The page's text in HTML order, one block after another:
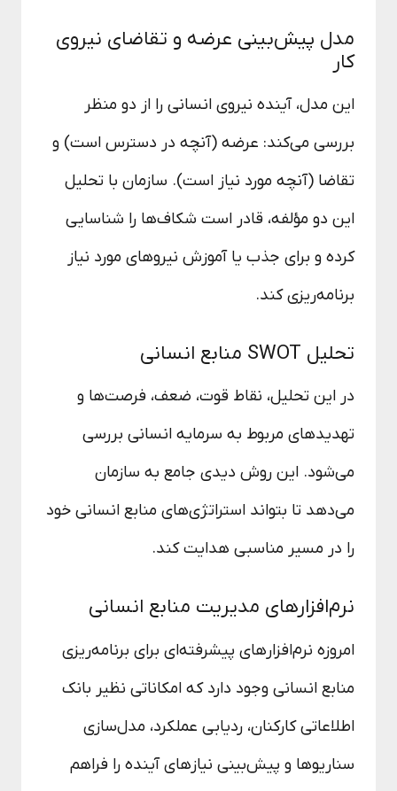
مدل پیش‌بینی عرضه و تقاضای نیروی
کار
این مدل، آینده نیروی انسانی را از دو منظر
بررسی می‌کند: عرضه (آنچه در دسترس است) و
تقاضا (آنچه مورد نیاز است). سازمان با تحلیل
این دو مؤلفه، قادر است شکاف‌ها را شناسایی
کرده و برای جذب یا آموزش نیروهای مورد نیاز
برنامه‌ریزی کند.
تحلیل SWOT منابع انسانی
در این تحلیل، نقاط قوت، ضعف، فرصت‌ها و
تهدیدهای مربوط به سرمایه انسانی بررسی
می‌شود. این روش دیدی جامع به سازمان
می‌دهد تا بتواند استراتژی‌های منابع انسانی خود
را در مسیر مناسبی هدایت کند.
نرم‌افزارهای مدیریت منابع انسانی
امروزه نرم‌افزارهای پیشرفته‌ای برای برنامه‌ریزی
منابع انسانی وجود دارد که امکاناتی نظیر بانک
اطلاعاتی کارکنان، ردیابی عملکرد، مدل‌سازی
سناریوها و پیش‌بینی نیازهای آینده را فراهم